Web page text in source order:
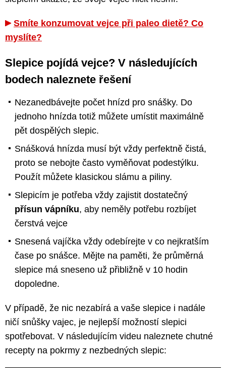
Smíte konzumovat vejce při paleo dietě? Co
myslíte?
Slepice pojídá vejce? V následujících
bodech naleznete řešení
Nezanedbávejte počet hnízd pro snášky. Do
jednoho hnízda totiž můžete umístit maximálně
pět dospělých slepic.
Snášková hnízda musí být vždy perfektně čistá,
proto se nebojte často vyměňovat podestýlku.
Použít můžete klasickou slámu a piliny.
Slepicím je potřeba vždy zajistit dostatečný
přísun vápníku, aby neměly potřebu rozbíjet
čerstvá vejce
Snesená vajíčka vždy odebírejte v co nejkratším
čase po snášce. Mějte na paměti, že průměrná
slepice má sneseno už přibližně v 10 hodin
dopoledne.
V případě, že nic nezabírá a vaše slepice i nadále
ničí snůšky vajec, je nejlepší možností slepici
spotřebovat. V následujícím videu naleznete chutné
recepty na pokrmy z nezbedných slepic: